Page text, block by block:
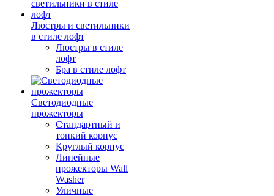
Люстры и светильники
в стиле лофт
Люстры в стиле
лофт
Бра в стиле лофт
Светодиодные
прожекторы
Стандартный и
тонкий корпус
Круглый корпус
Линейные
прожекторы Wall
Washer
Уличные